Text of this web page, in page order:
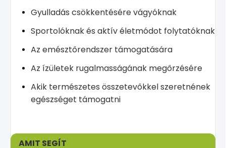
Gyulladás csökkentésére vágyóknak
Sportolóknak és aktív életmódot folytatóknak
Az emésztőrendszer támogatására
Az ízületek rugalmasságának megőrzésére
Akik természetes összetevőkkel szeretnének
egészséget támogatni
AMIT SEGÍT